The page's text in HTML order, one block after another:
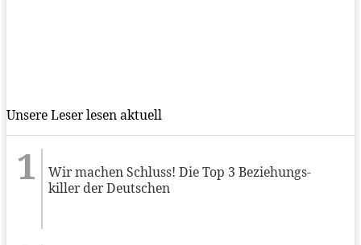
Unsere Leser lesen aktuell
Wir machen Schluss! Die Top 3 Beziehungs-
killer der Deutschen